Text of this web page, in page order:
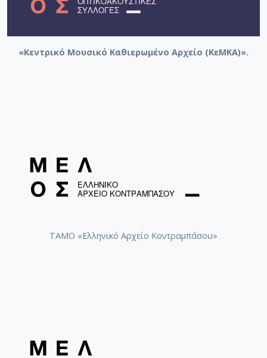
«Κεντρικό Μουσικό Καθιερωμένο Αρχείο (ΚεΜΚΑ)».
ΤΑΜΟ «Ελληνικό Αρχείο Κοντραμπάσου»